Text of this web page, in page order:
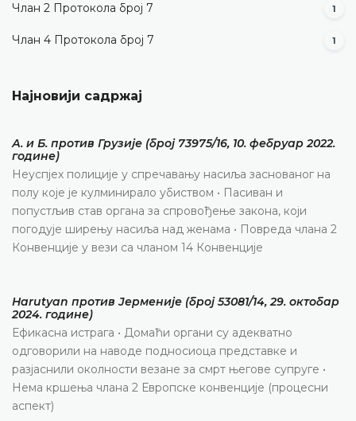
Члан 2 Протокола број 7 1
Члан 4 Протокола број 7 1
Најновији садржај
А. и Б. против Грузије (број 73975/16, 10. фебруар 2022.
године)
Неуспјех полиције у спречавању насиља заснованог на
полу које је кулминирало убиством • Пасиван и
попустљив став органа за спровођење закона, који
погодује ширењу насиља над женама • Повреда члана 2
Конвенције у вези са чланом 14 Конвенције
Harutyan против Јерменије (број 53081/14, 29. октобар
2024. године)
Ефикасна истрага • Домаћи органи су адекватно
одговорили на наводе подносиоца представке и
разјаснили околности везане за смрт његове супруге •
Нема кршења члана 2 Европске конвенције (процесни
аспект)